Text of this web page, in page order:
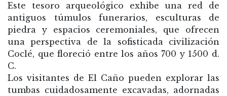
Este tesoro arqueológico exhibe una red de
antiguos túmulos funerarios, esculturas de
piedra y espacios ceremoniales, que ofrecen
una perspectiva de la sofisticada civilización
Coclé, que floreció entre los años 700 y 1500 d.
C.
Los visitantes de El Caño pueden explorar las
tumbas cuidadosamente excavadas, adornadas